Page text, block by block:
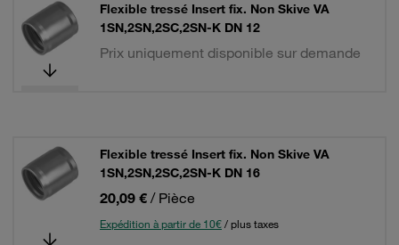
Flexible tressé Insert fix. Non Skive VA
1SN,2SN,2SC,2SN-K DN 12
Prix uniquement disponible sur demande
Flexible tressé Insert fix. Non Skive VA
1SN,2SN,2SC,2SN-K DN 16
20,09 € / Pièce
Expédition à partir de 10€/ plus taxes